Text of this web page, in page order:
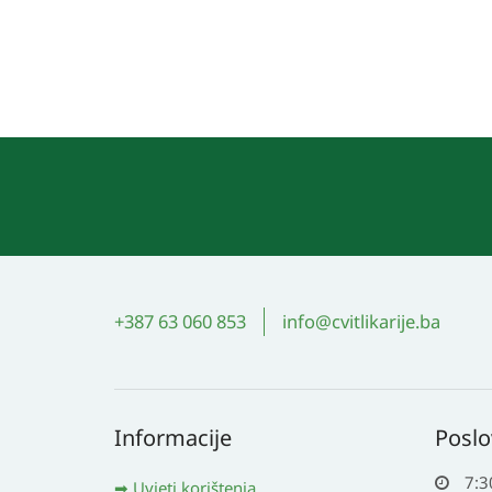
+387 63 060 853 info@cvitlikarije.ba
Informacije
Uvjeti korištenja